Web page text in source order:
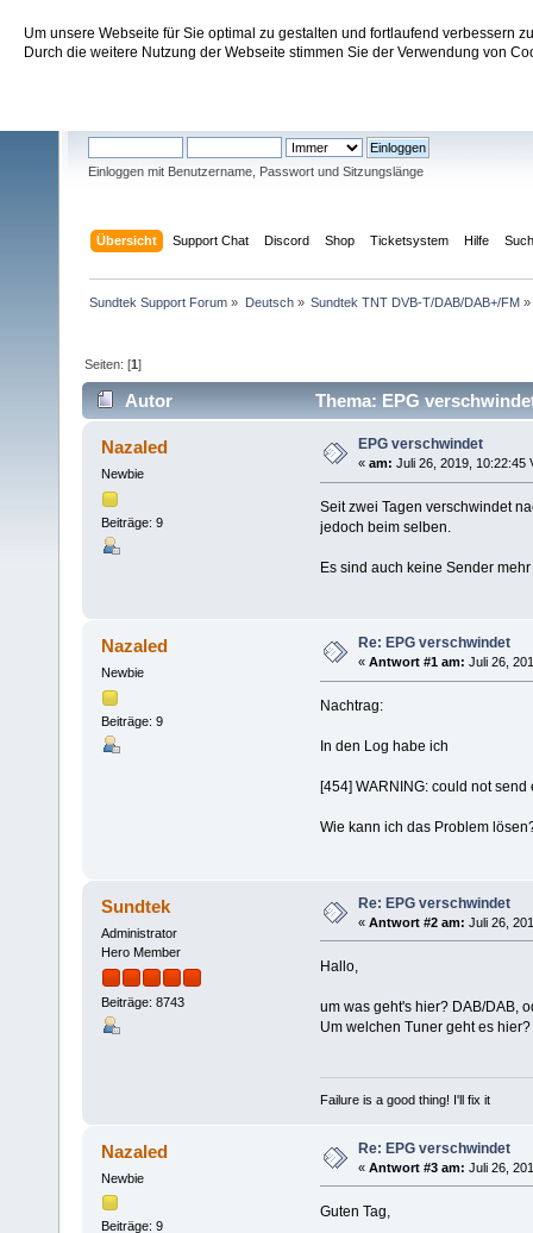
Um unsere Webseite für Sie optimal zu gestalten und fortlaufend verbessern
Durch die weitere Nutzung der Webseite stimmen Sie der Verwendung von
Sundtek Support Forum
Einloggen mit Benutzername, Passwort und Sitzungslänge
Übersicht Support Chat Discord Shop Ticketsystem Hilfe
Sundtek Support Forum » Deutsch» Sundtek TNT DVB-T/DAB/DAB+/FM»
Seiten: [1]
Autor Thema: EPG
Nazaled
Newbie
Beiträge: 9
EPG verschwindet
« am: Juli 26, 2019, 10:22:45
Seit zwei Tagen verschwindet
jedoch beim selben.
Es sind auch keine Sender
Nazaled
Newbie
Beiträge: 9
Re: EPG verschwindet
« Antwort #1 am: Juli 26,
Nachtrag:
In den Log habe ich
[454] WARNING: could not
Wie kann ich das Problem
Sundtek
Administrator
Hero Member
Beiträge: 8743
Re: EPG verschwindet
« Antwort #2 am: Juli 26,
Hallo,
um was geht's hier? DAB/DAB,
Um welchen Tuner geht es hier?
Failure is a good thing! I'll fix it
Nazaled
Newbie
Beiträge: 9
Re: EPG verschwindet
« Antwort #3 am: Juli 26,
Guten Tag,